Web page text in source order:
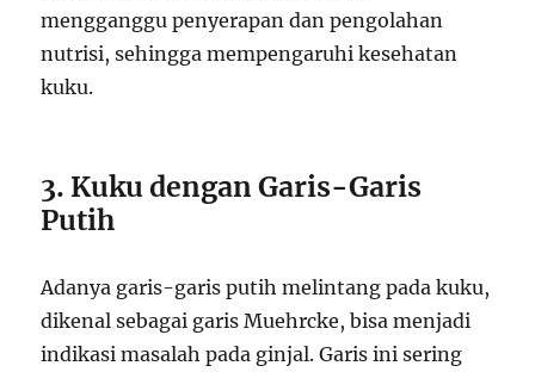
mengganggu penyerapan dan pengolahan
nutrisi, sehingga mempengaruhi kesehatan
kuku.
3. Kuku dengan Garis-Garis
Putih
Adanya garis-garis putih melintang pada kuku,
dikenal sebagai garis Muehrcke, bisa menjadi
indikasi masalah pada ginjal. Garis ini sering